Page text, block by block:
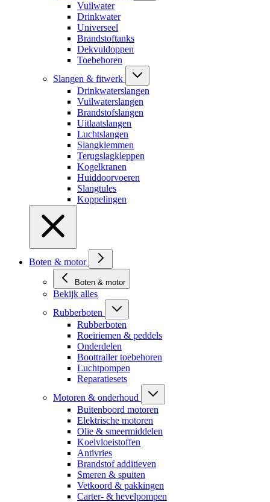
Vuilwater
Drinkwater
Universeel
Brandstoftanks
Dekvuldoppen
Toebehoren
Slangen & fitwerk
Drinkwaterslangen
Vuilwaterslangen
Brandstofslangen
Uitlaatslangen
Luchtslangen
Slangklemmen
Terugslagkleppen
Kogelkranen
Huiddoorvoeren
Slangtules
Koppelingen
Boten & motor
Boten & motor
Bekijk alles
Rubberboten
Rubberboten
Roeiriemen & peddels
Onderdelen
Boottrailer toebehoren
Luchtpompen
Reparatiesets
Motoren & onderhoud
Buitenboord motoren
Elektrische motoren
Olie & smeermiddelen
Koelvloeistoffen
Antivries
Brandstof additieven
Smeren & spuiten
Vetkoord & pakkingen
Carter- & hevelpompen